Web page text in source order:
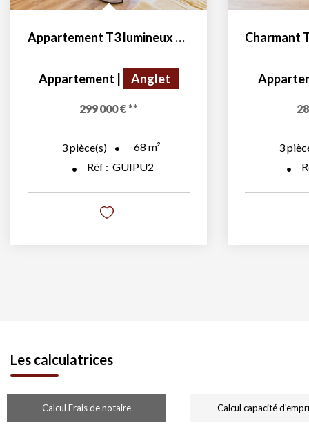
Appartement T3 lumineux entre Anglet et Biarritz
Appartement Anglet
299 000 € **
3pièce(s) 68 m²
Réf : GUIPU2
3
Les calculatrices
Calcul Frais de notaire Calcul capacité